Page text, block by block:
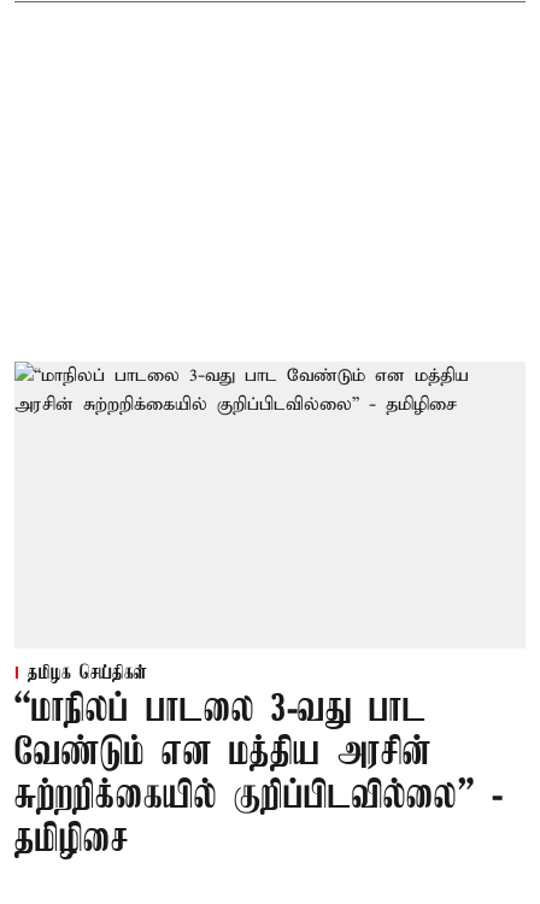
தமிழக செய்திகள்
“மாநிலப் பாடலை 3-வது பாட
வேண்டும் என மத்திய அரசின்
சுற்றறிக்கையில் குறிப்பிடவில்லை” -
தமிழிசை